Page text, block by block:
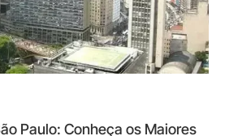
Paulo: Conheça os Maiores